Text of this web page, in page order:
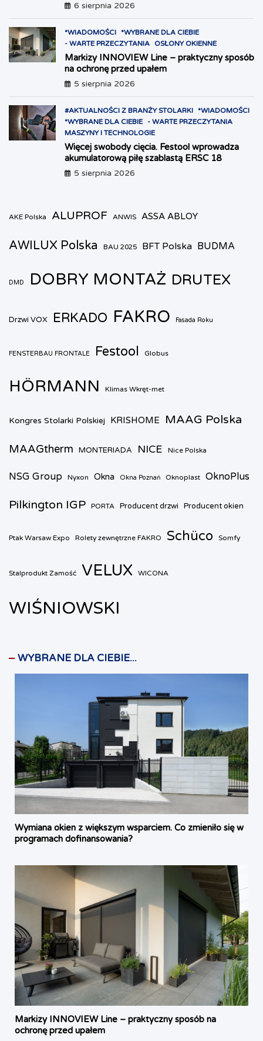
6 sierpnia 2026
*WIADOMOŚCI *WYBRANE DLA CIEBIE
- WARTE PRZECZYTANIA OSŁONY OKIENNE
Markizy INNOVIEW Line – praktyczny sposób
na ochronę przed upałem
5 sierpnia 2026
#AKTUALNOŚCI Z BRANŻY STOLARKI *WIADOMOŚCI
*WYBRANE DLA CIEBIE
- WARTE PRZECZYTANIA
MASZYNY I TECHNOLOGIE
Więcej swobody cięcia. Festool wprowadza
akumulatorową piłę szablastą ERSC 18
5 sierpnia 2026
AKE Polska ALUPROF ANWIS ASSA ABLOY
AWILUX Polska BAU 2025 BFT Polska BUDMA
DMD DOBRY MONTAŻ DRUTEX
Drzwi VOX ERKADO FAKRO Fasada Roku
FENSTERBAU FRONTALE Festool Globus
HÖRMANN Klimas Wkręt-met
Kongres Stolarki Polskiej KRISHOME MAAG Polska
MAAGtherm MONTERIADA NICE Nice Polska
NSG Group Nyxon Okna Okna Poznań Oknoplast OknoPlus
Pilkington IGP PORTA Producent drzwi Producent okien
Ptak Warsaw Expo Rolety zewnętrzne FAKRO Schüco Somfy
Stalprodukt Zamość VELUX WICONA
WIŚNIOWSKI
WYBRANE DLA CIEBIE...
Wymiana okien z większym wsparciem. Co zmieniło się w
programach dofinansowania?
Markizy INNOVIEW Line – praktyczny sposób na
ochronę przed upałem